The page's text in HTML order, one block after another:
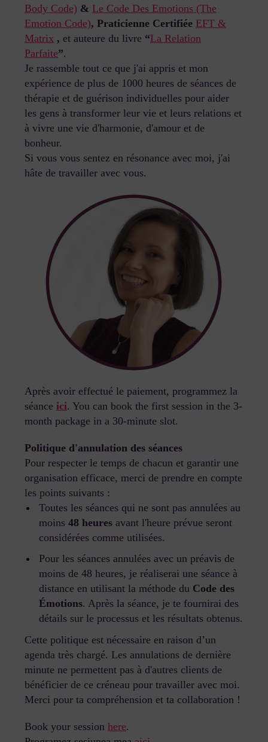
Body Code) & Le Code Des Emotions (The
Emotion Code), Praticienne Certifiée EFT &
Matrix , et auteure du livre “La Relation
Parfaite”.
Je rassemble tout ce que j'ai appris et mon
expérience de plus de 1000 heures de séances de
thérapie et de guérison individuelles pour aider
les gens à transformer leur vie et leurs relations et
à vivre une vie d'harmonie, d'amour et de
bonheur.
Si vous vous sentez en résonance avec moi, j'ai
hâte de travailler avec vous.
Après avoir effectué le paiement, programmez la
séance ici. You can book the first session in the 3-
month package in a 30-minute slot.
Politique d'annulation des séances
Pour respecter le temps de chacun et garantir une
organisation efficace, merci de prendre en compte
les points suivants :
Toutes les séances qui ne sont pas annulées au
moins 48 heures avant l'heure prévue seront
considérées comme utilisées.
Pour les séances annulées avec un préavis de
moins de 48 heures, je réaliserai une séance à
distance en utilisant la méthode du Code des
Émotions. Après la séance, je te fournirai des
détails sur le processus et les résultats obtenus.
Cette politique est nécessaire en raison d’un
agenda très chargé. Les annulations de dernière
minute ne permettent pas à d'autres clients de
bénéficier de ce créneau pour travailler avec moi.
Merci pour ta compréhension et ta collaboration !
Book your session here.